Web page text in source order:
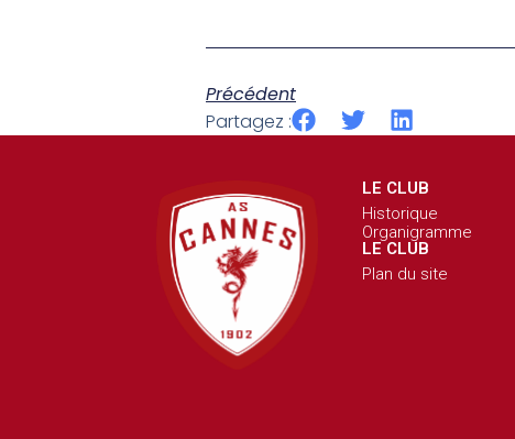
Précédent
Partagez :
LE CLUB
Historique
Organigramme
LE CLUB
Plan du site